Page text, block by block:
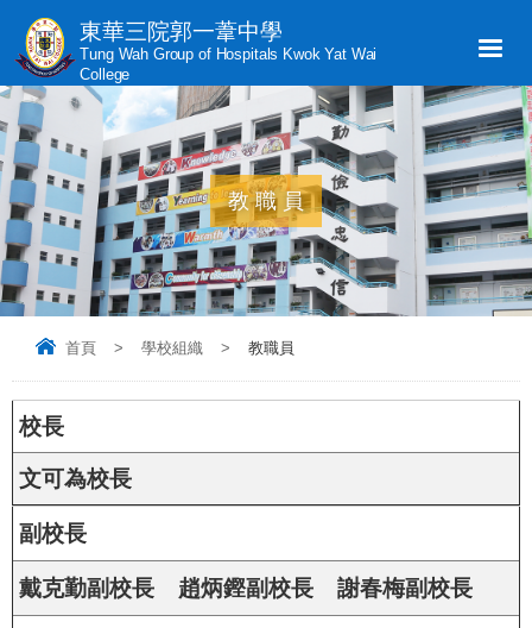
東華三院郭一葦中學
Tung Wah Group of Hospitals Kwok Yat Wai
College
教職員
首頁 > 學校組織 > 教職員
校長
文可為校長
副校長
戴克勤副校長 趙炳鏗副校長 謝春梅副校長